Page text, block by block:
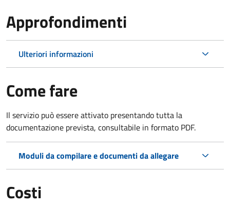
Approfondimenti
Ulteriori informazioni
Come fare
Il servizio può essere attivato presentando tutta la
documentazione prevista, consultabile in formato PDF.
Moduli da compilare e documenti da allegare
Costi